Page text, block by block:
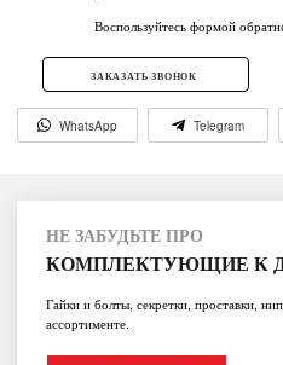
Воспользуйтесь формой
ЗАКАЗАТЬ ЗВОНОК
WhatsApp Telegram
НЕ ЗАБУДЬТЕ ПРО
КОМПЛЕКТУЮЩИЕ К
Гайки и болты, секретки, проставки,
ассортименте.